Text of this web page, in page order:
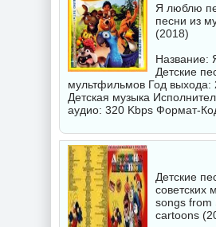
Я люблю
песни из
(2018)
Название:
Детские
мультфильмов Год
Детская музыка
аудио: 320 Kbps Формат-
Детские
советских
songs from
cartoons